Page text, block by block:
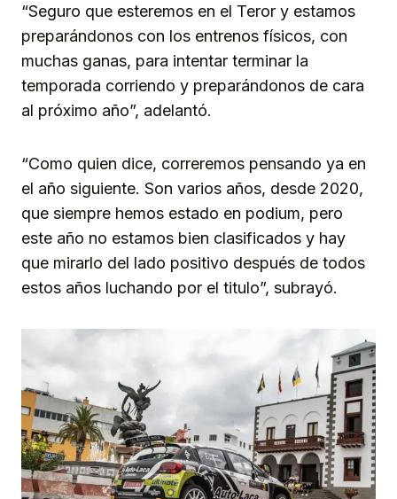
“Seguro que esteremos en el Teror y estamos
preparándonos con los entrenos físicos, con
muchas ganas, para intentar terminar la
temporada corriendo y preparándonos de cara
al próximo año”, adelantó.
“Como quien dice, correremos pensando ya en
el año siguiente. Son varios años, desde 2020,
que siempre hemos estado en podium, pero
este año no estamos bien clasificados y hay
que mirarlo del lado positivo después de todos
estos años luchando por el titulo”, subrayó.